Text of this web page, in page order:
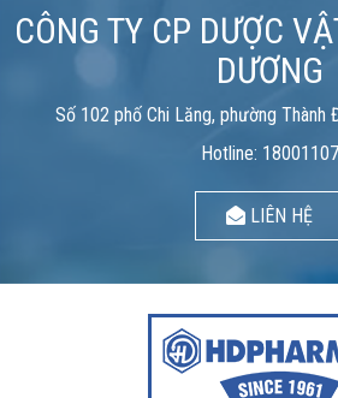
CÔNG TY CP DƯỢC
DƯƠNG
Số 102 phố Chi Lăng, phường Thành
Hotline: 18001107
LIÊN HỆ